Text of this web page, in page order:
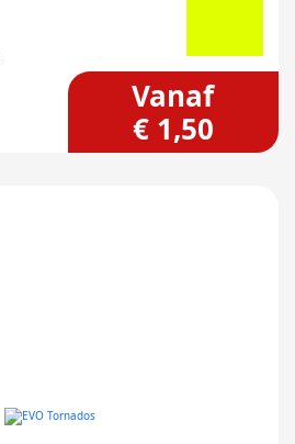
Vanaf
€ 1,50